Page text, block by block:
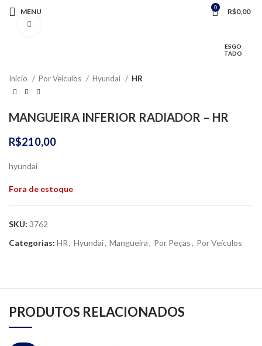
MENU 0 R$0,00
ESGO
TADO
Início Por Veículos Hyundai HR
MANGUEIRA INFERIOR RADIADOR – HR
R$210,00
hyundai
Fora de estoque
SKU: 3762
Categorias: HR, Hyundai, Mangueira, Por Peças, Por Veículos
PRODUTOS RELACIONADOS